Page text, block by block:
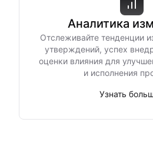
Аналитика
Отслеживайте тенденции
утверждений, успех
оценки влияния для
и исполнения
Узнать